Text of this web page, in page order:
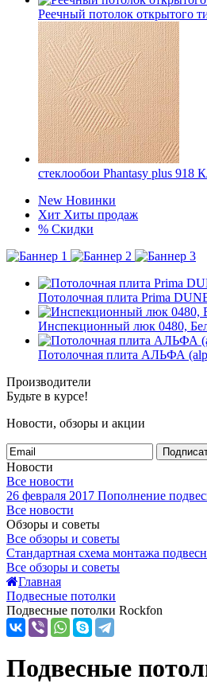
Реечный потолок открытого
стеклообои Phantasy plus 918
New Новинки
Хит Хиты продаж
% Скидки
Потолочная плита Prima
Инспекционный люк 0480,
Потолочная плита АЛЬФА
Производители
Будьте в курсе!
Новости, обзоры и акции
Новости
Все новости
26 февраля 2017 Пополнение
Все новости
Обзоры и советы
Все обзоры и советы
Стандартная схема монтажа
Все обзоры и советы
Главная
Подвесные потолки
Подвесные потолки Rockfon
Подвесные